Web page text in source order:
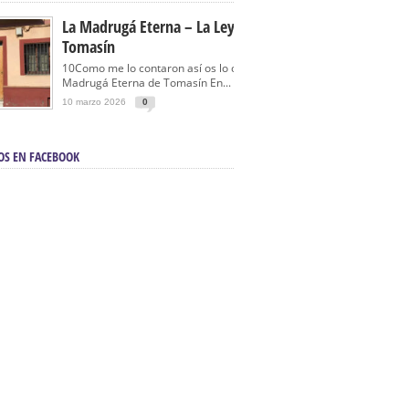
La Madrugá Eterna – La Leyenda De
Tomasín
10Como me lo contaron así os lo cuento… La
Madrugá Eterna de Tomasín En...
10 marzo 2026 0
EN FACEBOOK